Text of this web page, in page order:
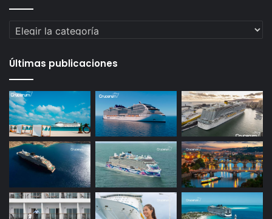
Categorías
Últimas publicaciones